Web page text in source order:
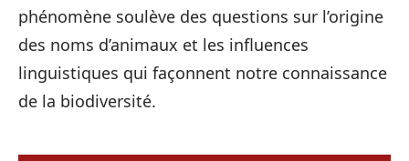
phénomène soulève des questions sur l’origine
des noms d’animaux et les influences
linguistiques qui façonnent notre connaissance
de la biodiversité.